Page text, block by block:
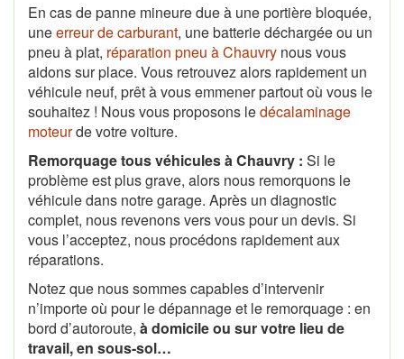
En cas de panne mineure due à une portière bloquée,
uneerreur de carburant, une batterie déchargée ou un
pneu à plat, réparation pneu à Chauvry nous vous
aidons sur place. Vous retrouvez alors rapidement un
véhicule neuf, prêt à vous emmener partout où vous le
souhaitez ! Nous vous proposons ledécalaminage
moteurde votre voiture.
Remorquage tous véhicules à Chauvry : Si le
problème est plus grave, alors nous remorquons le
véhicule dans notre garage. Après un diagnostic
complet, nous revenons vers vous pour un devis. Si
vous l’acceptez, nous procédons rapidement aux
réparations.
Notez que nous sommes capables d’intervenir
n’importe où pour le dépannage et le remorquage : en
bord d’autoroute, à domicile ou sur votre lieu de
travail, en sous-sol…